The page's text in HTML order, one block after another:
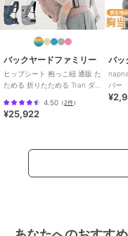
カラー クー
サイズ FREE
バックヤードファミリー
ヒップシート 抱っこ紐 通販 た
ためる 折りたためる Tran ダ
産祝
4.50 （2件）
¥25,922
バッ
バー